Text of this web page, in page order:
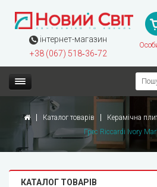
інтернет-магазин
+38 (067) 518‑36‑72
Каталог товарів Керамічна
Грес Riccardi Ivory
КАТАЛОГ ТОВАРІВ